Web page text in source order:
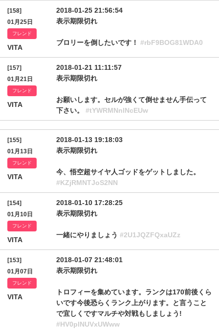
[158]
01月25日
フレンド
VITA
2018-01-25 21:56:54
表示期限切れ
ブロリーを倒したいです！ #rbF9BOG81WDA0
[157]
01月21日
フレンド
VITA
2018-01-21 11:11:57
表示期限切れ
お願いします。セルが強くて倒せません手伝って
下さい。 #tYWRMNnlNcEUw
[155]
01月13日
フレンド
VITA
2018-01-13 19:18:03
表示期限切れ
今、悟空超サイヤ人ゴッドをゲットしました。
#KZjRMNTJoS2NN
[154]
01月10日
フレンド
VITA
2018-01-10 17:28:25
表示期限切れ
一緒にやりましょう #2U1JQZFQxaUZz
[153]
01月07日
フレンド
VITA
2018-01-07 21:48:01
表示期限切れ
トロフィーを集めています。ランクは170前後くら
いです今後恐らくランク上がります。と言うこと
で宜しくですマルチや対戦もしましょう!
#HV0plNUVxUWww